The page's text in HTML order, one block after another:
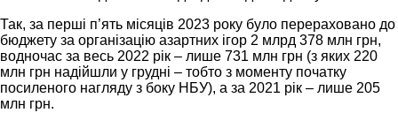
Так, за перші п’ять місяців 2023 року було перераховано до
бюджету за організацію азартних ігор 2 млрд 378 млн грн,
водночас за весь 2022 рік – лише 731 млн грн (з яких 220
млн грн надійшли у грудні – тобто з моменту початку
посиленого нагляду з боку НБУ), а за 2021 рік – лише 205
млн грн.